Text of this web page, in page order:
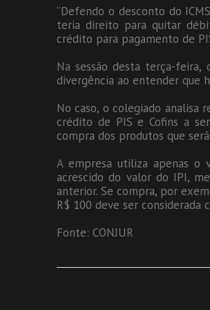
“Defendo o desconto do
teria direito para quitar
crédito para pagamento de
Na sessão desta terça-feira,
divergência ao entender que
No caso, o colegiado analisa
crédito de PIS e Cofins a
compra dos produtos que
A empresa utiliza apenas o
acrescido do valor do IPI,
anterior. Se compra, por
R$ 100 deve ser considerada
Fonte: CONJUR